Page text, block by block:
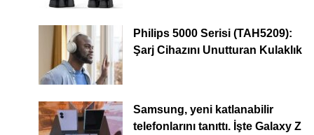
Philips 5000 Serisi (TAH5209):
Şarj Cihazını Unutturan Kulaklık
Samsung, yeni katlanabilir
telefonlarını tanıttı. İşte Galaxy Z